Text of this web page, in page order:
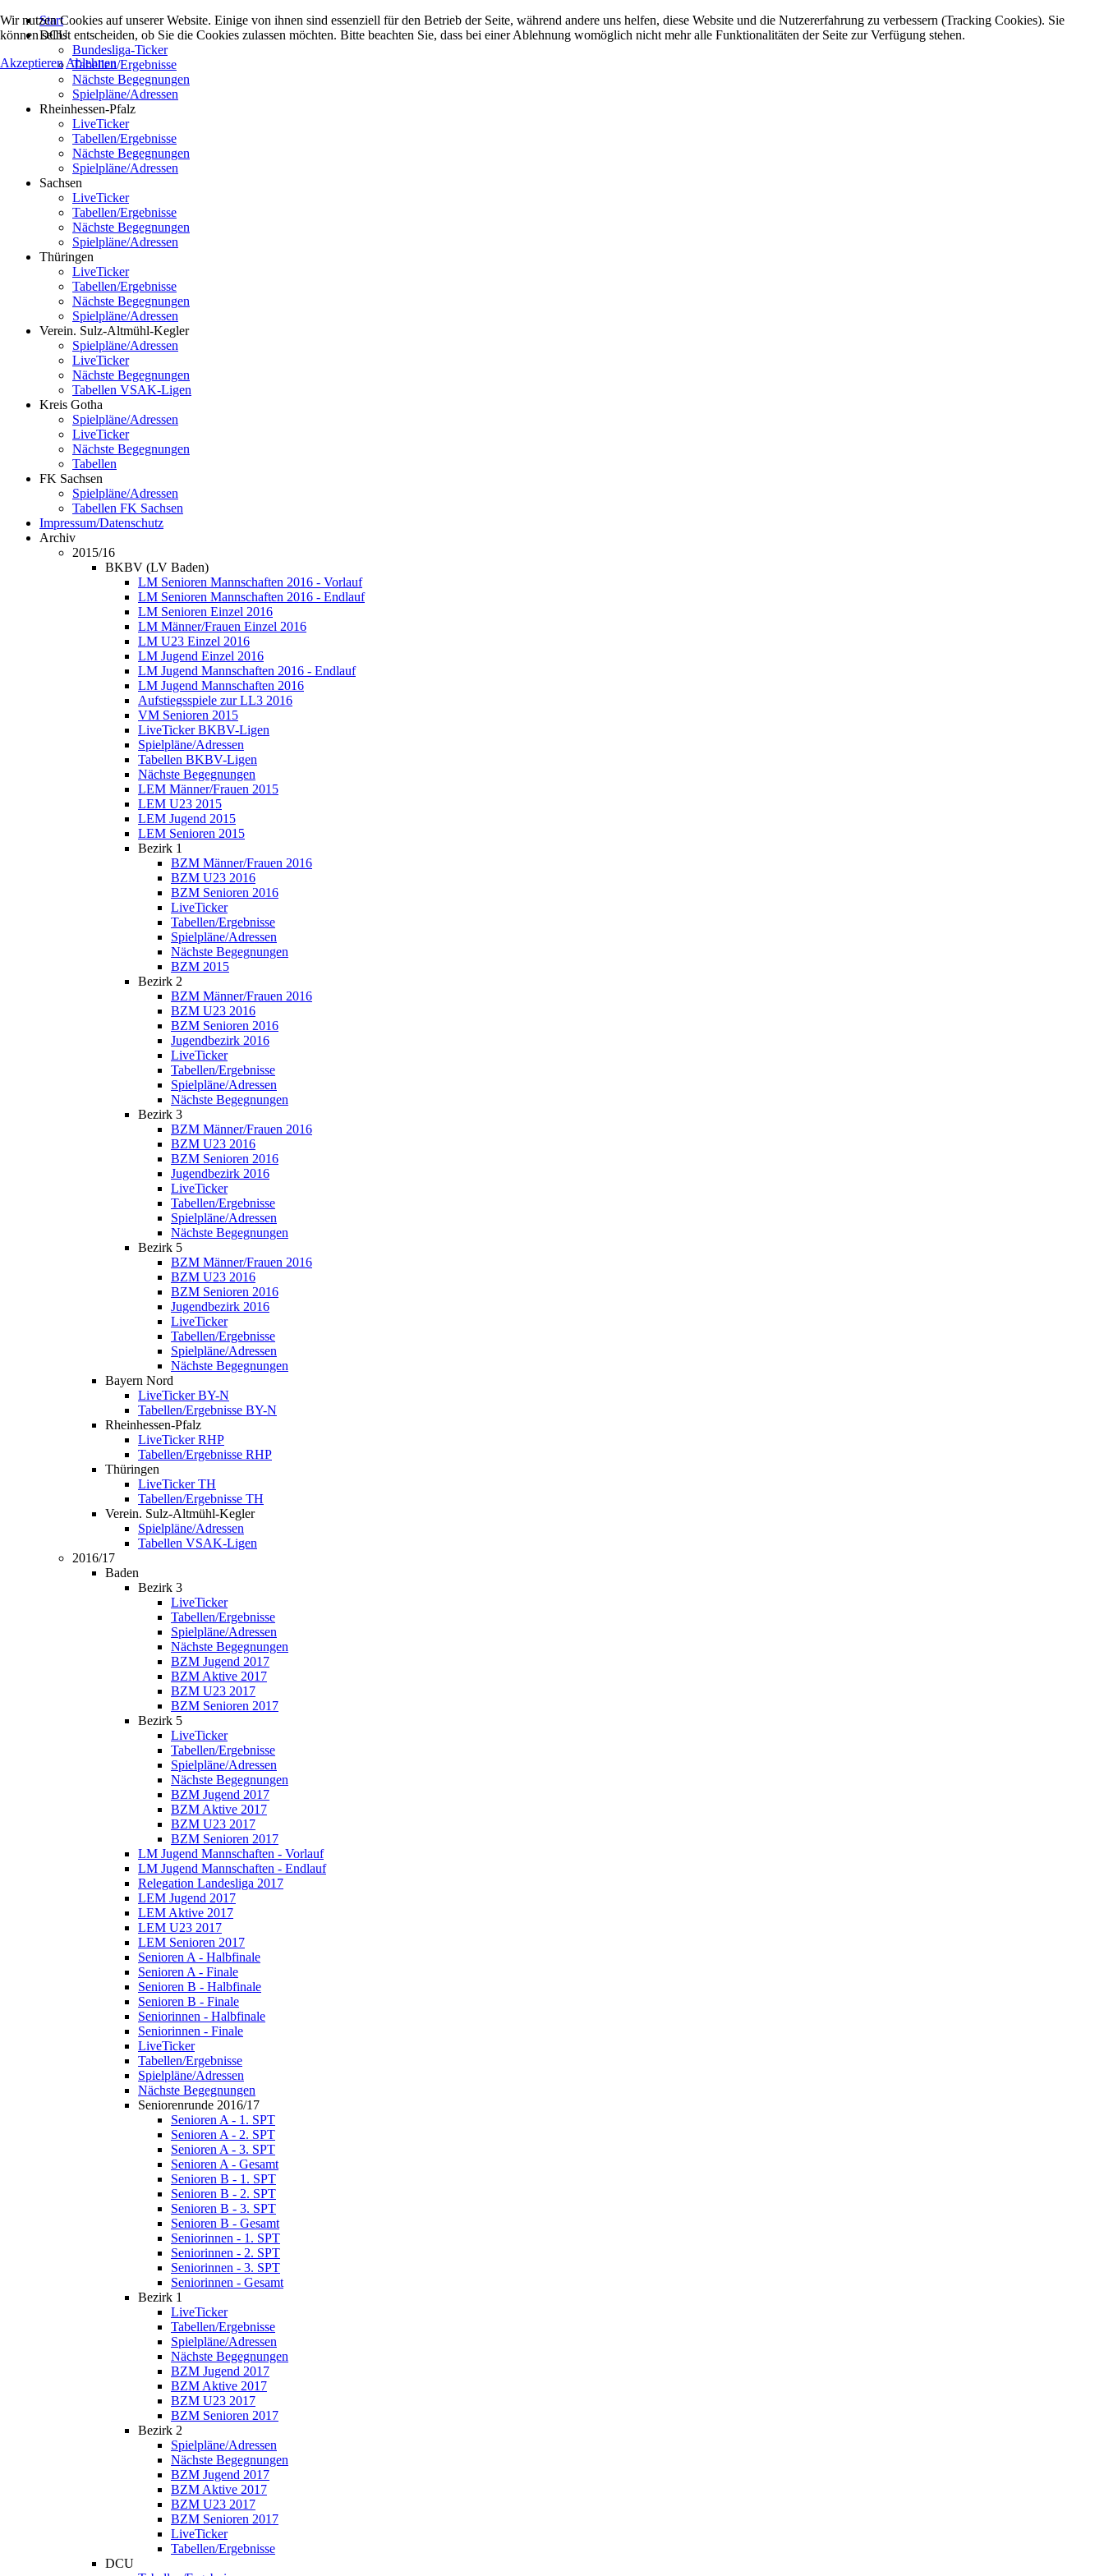
Start
DCU
Bundesliga-Ticker
Tabellen/Ergebnisse
Nächste Begegnungen
Spielpläne/Adressen
Rheinhessen-Pfalz
LiveTicker
Tabellen/Ergebnisse
Nächste Begegnungen
Spielpläne/Adressen
Sachsen
LiveTicker
Tabellen/Ergebnisse
Nächste Begegnungen
Spielpläne/Adressen
Thüringen
LiveTicker
Tabellen/Ergebnisse
Nächste Begegnungen
Spielpläne/Adressen
Verein. Sulz-Altmühl-Kegler
Spielpläne/Adressen
LiveTicker
Nächste Begegnungen
Tabellen VSAK-Ligen
Kreis Gotha
Spielpläne/Adressen
LiveTicker
Nächste Begegnungen
Tabellen
FK Sachsen
Spielpläne/Adressen
Tabellen FK Sachsen
Impressum/Datenschutz
Archiv
2015/16
BKBV (LV Baden)
LM Senioren Mannschaften 2016 - Vorlauf
LM Senioren Mannschaften 2016 - Endlauf
LM Senioren Einzel 2016
LM Männer/Frauen Einzel 2016
LM U23 Einzel 2016
LM Jugend Einzel 2016
LM Jugend Mannschaften 2016 - Endlauf
LM Jugend Mannschaften 2016
Aufstiegsspiele zur LL3 2016
VM Senioren 2015
LiveTicker BKBV-Ligen
Spielpläne/Adressen
Tabellen BKBV-Ligen
Nächste Begegnungen
LEM Männer/Frauen 2015
LEM U23 2015
LEM Jugend 2015
LEM Senioren 2015
Bezirk 1
BZM Männer/Frauen 2016
BZM U23 2016
BZM Senioren 2016
LiveTicker
Tabellen/Ergebnisse
Spielpläne/Adressen
Nächste Begegnungen
BZM 2015
Bezirk 2
BZM Männer/Frauen 2016
BZM U23 2016
BZM Senioren 2016
Jugendbezirk 2016
LiveTicker
Tabellen/Ergebnisse
Spielpläne/Adressen
Nächste Begegnungen
Bezirk 3
BZM Männer/Frauen 2016
BZM U23 2016
BZM Senioren 2016
Jugendbezirk 2016
LiveTicker
Tabellen/Ergebnisse
Spielpläne/Adressen
Nächste Begegnungen
Bezirk 5
BZM Männer/Frauen 2016
BZM U23 2016
BZM Senioren 2016
Jugendbezirk 2016
LiveTicker
Tabellen/Ergebnisse
Spielpläne/Adressen
Nächste Begegnungen
Bayern Nord
LiveTicker BY-N
Tabellen/Ergebnisse BY-N
Rheinhessen-Pfalz
LiveTicker RHP
Tabellen/Ergebnisse RHP
Thüringen
LiveTicker TH
Tabellen/Ergebnisse TH
Verein. Sulz-Altmühl-Kegler
Spielpläne/Adressen
Tabellen VSAK-Ligen
2016/17
Baden
Bezirk 3
LiveTicker
Tabellen/Ergebnisse
Spielpläne/Adressen
Nächste Begegnungen
BZM Jugend 2017
BZM Aktive 2017
BZM U23 2017
BZM Senioren 2017
Bezirk 5
LiveTicker
Tabellen/Ergebnisse
Spielpläne/Adressen
Nächste Begegnungen
BZM Jugend 2017
BZM Aktive 2017
BZM U23 2017
BZM Senioren 2017
LM Jugend Mannschaften - Vorlauf
LM Jugend Mannschaften - Endlauf
Relegation Landesliga 2017
LEM Jugend 2017
LEM Aktive 2017
LEM U23 2017
LEM Senioren 2017
Senioren A - Halbfinale
Senioren A - Finale
Senioren B - Halbfinale
Senioren B - Finale
Seniorinnen - Halbfinale
Seniorinnen - Finale
LiveTicker
Tabellen/Ergebnisse
Spielpläne/Adressen
Nächste Begegnungen
Seniorenrunde 2016/17
Senioren A - 1. SPT
Senioren A - 2. SPT
Senioren A - 3. SPT
Senioren A - Gesamt
Senioren B - 1. SPT
Senioren B - 2. SPT
Senioren B - 3. SPT
Senioren B - Gesamt
Seniorinnen - 1. SPT
Seniorinnen - 2. SPT
Seniorinnen - 3. SPT
Seniorinnen - Gesamt
Bezirk 1
LiveTicker
Tabellen/Ergebnisse
Spielpläne/Adressen
Nächste Begegnungen
BZM Jugend 2017
BZM Aktive 2017
BZM U23 2017
BZM Senioren 2017
Bezirk 2
Spielpläne/Adressen
Nächste Begegnungen
BZM Jugend 2017
BZM Aktive 2017
BZM U23 2017
BZM Senioren 2017
LiveTicker
Tabellen/Ergebnisse
DCU
Wir nutzen Cookies auf unserer Website. Einige von ihnen sind essenziell für den Betrieb der Seite, während andere uns helfen, diese Website und die Nutzererfahrung zu verbessern (Tracking Cookies). Sie
können selbst entscheiden, ob Sie die Cookies zulassen möchten. Bitte beachten Sie, dass bei einer Ablehnung womöglich nicht mehr alle Funktionalitäten der Seite zur Verfügung stehen.
Akzeptieren Ablehnen